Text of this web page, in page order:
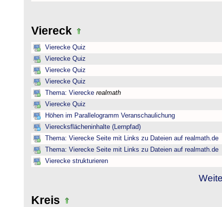
Viereck
Vierecke Quiz
Vierecke Quiz
Vierecke Quiz
Vierecke Quiz
Thema: Vierecke realmath
Vierecke Quiz
Höhen im Parallelogramm Veranschaulichung
Vierecksflächeninhalte (Lernpfad)
Thema: Vierecke Seite mit Links zu Dateien auf realmath.de
Thema: Vierecke Seite mit Links zu Dateien auf realmath.de
Vierecke strukturieren
Kreis